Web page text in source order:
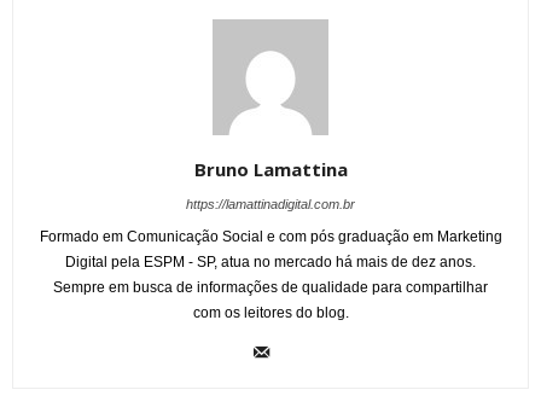
Bruno Lamattina
https://lamattinadigital.com.br
Formado em Comunicação Social e com pós graduação em Marketing
Digital pela ESPM - SP, atua no mercado há mais de dez anos.
Sempre em busca de informações de qualidade para compartilhar
com os leitores do blog.